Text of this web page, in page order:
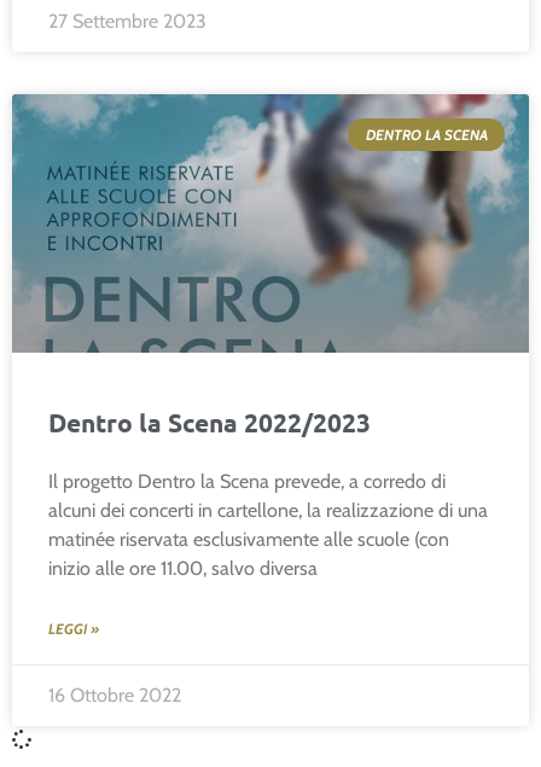
27 Settembre 2023
DENTRO LA SCENA
Dentro la Scena 2022/2023
Il progetto Dentro la Scena prevede, a corredo di
alcuni dei concerti in cartellone, la realizzazione di una
matinée riservata esclusivamente alle scuole (con
inizio alle ore 11.00, salvo diversa
LEGGI »
16 Ottobre 2022